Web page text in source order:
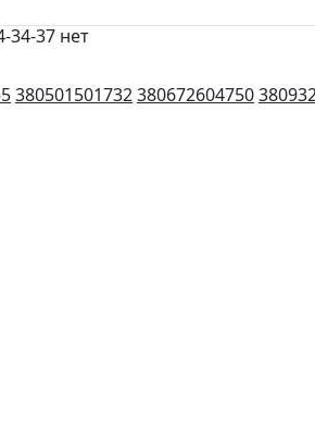
34-37 нет
380501501732380672604750